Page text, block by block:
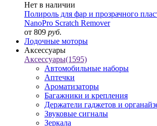
Нет в наличии
Полироль для фар и прозрачного
NanoPro Scratch Remover
от 809 руб.
Лодочные моторы
Аксессуары
Аксессуары(1595)
Автомобильные наборы
Аптечки
Ароматизаторы
Багажники и крепления
Держатели гаджетов и
Звуковые сигналы
Зеркала